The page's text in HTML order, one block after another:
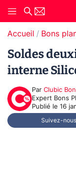
Accueil Bons
Soldes
interne
Par Clubic
Expert Bons
Publié le 16
Suivez-nous